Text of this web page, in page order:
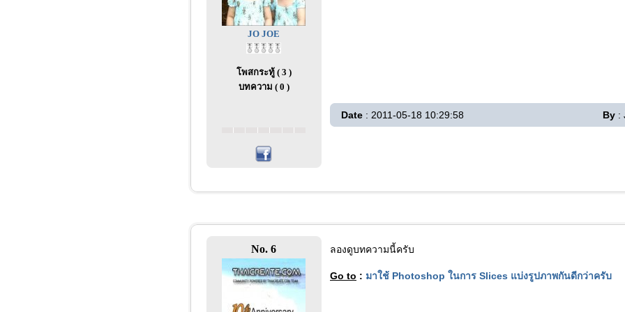
JO JOE
โพสกระทู้ ( 3 )
บทความ ( 0 )
Date : 2011-05-18 10:29:58 By :
No. 6 ลองดูบทความนี้ครับ
Go to : มาใช้ Photoshop ในการ Slices แบ่งรูปภาพกันดีกว่าครับ